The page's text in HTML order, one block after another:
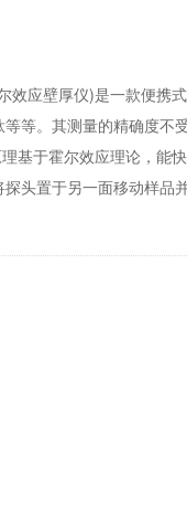
应壁厚仪)是一款便携
等。其测量的精确度不
基于霍尔效应理论，能
头置于另一面移动样品